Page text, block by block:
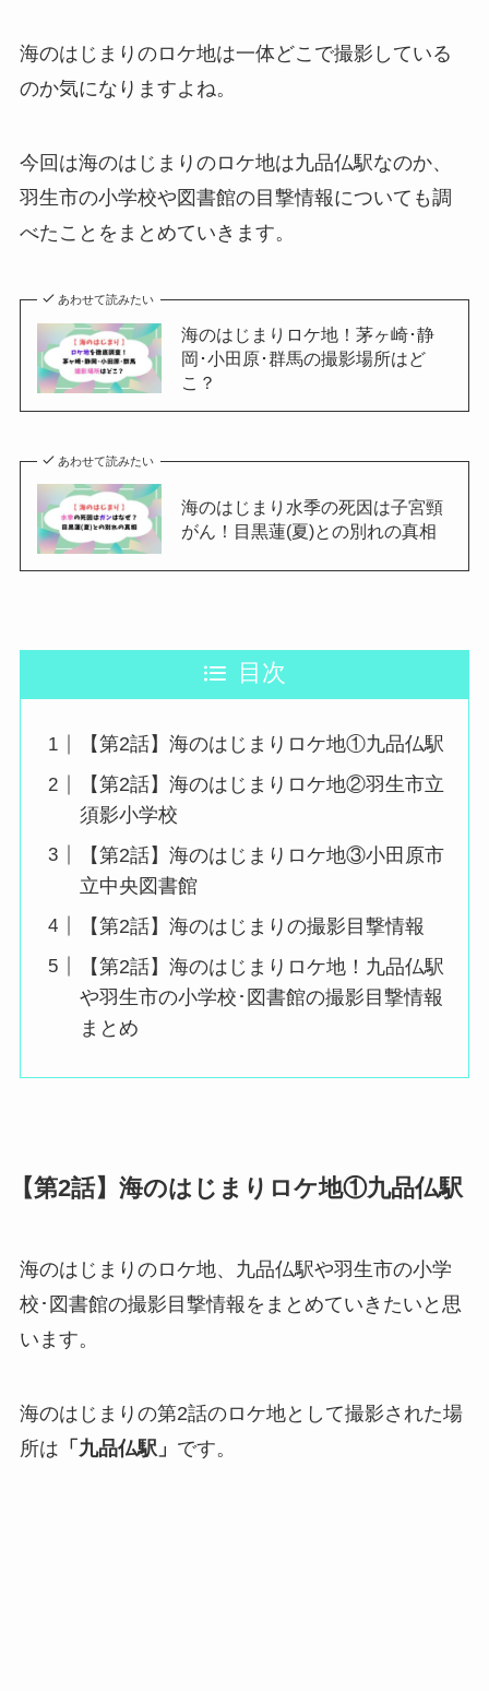
海のはじまりのロケ地は一体どこで撮影している
のか気になりますよね。
今回は海のはじまりのロケ地は九品仏駅なのか、
羽生市の小学校や図書館の目撃情報についても調
べたことをまとめていきます。
あわせて読みたい
海のはじまりロケ地！茅ヶ崎･静
岡･小田原･群馬の撮影場所はど
こ？
あわせて読みたい
海のはじまり水季の死因は子宮頸
がん！目黒蓮(夏)との別れの真相
目次
【第2話】海のはじまりロケ地①九品仏駅
【第2話】海のはじまりロケ地②羽生市立
須影小学校
【第2話】海のはじまりロケ地③小田原市
立中央図書館
【第2話】海のはじまりの撮影目撃情報
【第2話】海のはじまりロケ地！九品仏駅
や羽生市の小学校･図書館の撮影目撃情報
まとめ
【第2話】海のはじまりロケ地①九品仏駅
海のはじまりのロケ地、九品仏駅や羽生市の小学
校･図書館の撮影目撃情報をまとめていきたいと思
います。
海のはじまりの第2話のロケ地として撮影された場
所は 「九品仏駅」 です。